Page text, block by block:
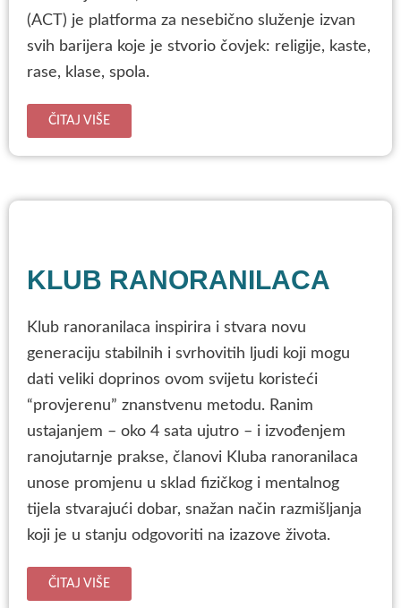
(ACT) je platforma za nesebično služenje izvan
svih barijera koje je stvorio čovjek: religije, kaste,
rase, klase, spola.
ČITAJ VIŠE
KLUB RANORANILACA
Klub ranoranilaca inspirira i stvara novu
generaciju stabilnih i svrhovitih ljudi koji mogu
dati veliki doprinos ovom svijetu koristeći
“provjerenu” znanstvenu metodu. Ranim
ustajanjem – oko 4 sata ujutro – i izvođenjem
ranojutarnje prakse, članovi Kluba ranoranilaca
unose promjenu u sklad fizičkog i mentalnog
tijela stvarajući dobar, snažan način razmišljanja
koji je u stanju odgovoriti na izazove života.
ČITAJ VIŠE